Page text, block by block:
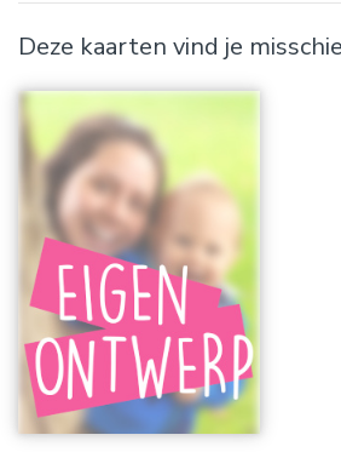
Deze kaarten vind je